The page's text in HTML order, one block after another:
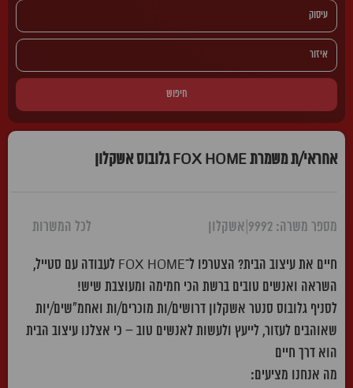
חיפוש
אחראי/ת משמרת FOX HOME גלובוס אשקלון
מספר משרה: 9992 אשקלון לכל המשרות
חיים את עיצוב הבית? הצטרפו ל־FOX HOME לעבודה עם סטייל,
השראה ואנשים טובים ברשת הכי חמימה ומעוצבת שיש!
לסניף גלובוס סנטר אשקלון דרושים/ות מוכרים/ות ואחמ"שים/יות
שאוהבים לעזור, לייעץ ולעשות לאנשים טוב – כי אצלנו עיצוב הבית
הוא דרך חיים
מה אנחנו מציעים: